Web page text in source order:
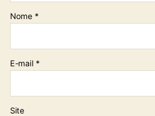
Nome *
E-mail *
Site